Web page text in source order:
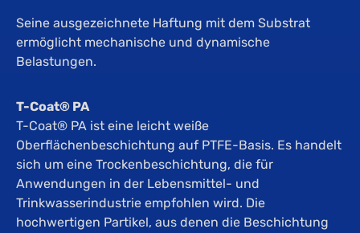
Seine ausgezeichnete Haftung mit dem Substrat
ermöglicht mechanische und dynamische
Belastungen.
T-Coat® PA
T-Coat® PA ist eine leicht weiße
Oberflächenbeschichtung auf PTFE-Basis. Es handelt
sich um eine Trockenbeschichtung, die für
Anwendungen in der Lebensmittel- und
Trinkwasserindustrie empfohlen wird. Die
hochwertigen Partikel, aus denen die Beschichtung